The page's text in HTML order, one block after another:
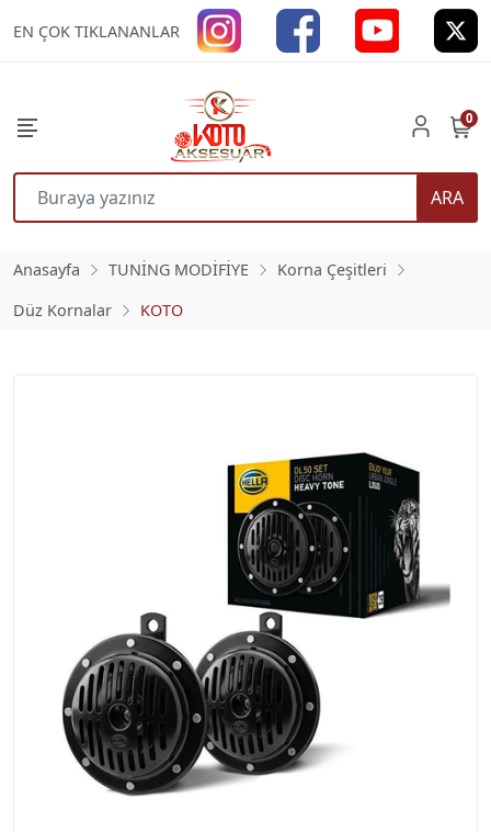
EN ÇOK TIKLANANLAR
ARA
0
Anasayfa TUNİNG MODİFİYE
Korna Çeşitleri
Düz Kornalar
KOTO